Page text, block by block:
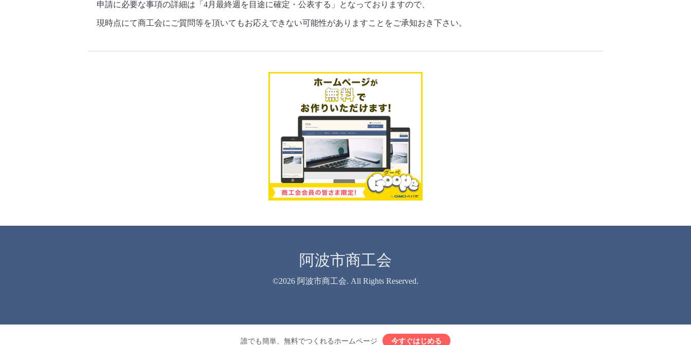
申請に必要な事項の詳細は「4月最終週を目途に確定・公表する」となっておりますので、
現時点にて商工会にご質問等を頂いてもお応えできない可能性がありますことをご承知おき下さい。
阿波市商工会
©2026 阿波市商工会. All Rights Reserved.
誰でも簡単、無料でつくれるホームページ 今すぐはじめる